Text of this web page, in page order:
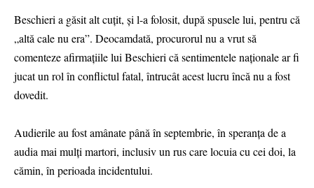
Beschieri a găsit alt cuțit, și l-a folosit, după spusele lui, pentru că
„altă cale nu era”. Deocamdată, procurorul nu a vrut să
comenteze afirmațiile lui Beschieri că sentimentele naționale ar fi
jucat un rol în conflictul fatal, întrucât acest lucru încă nu a fost
dovedit.
Audierile au fost amânate până în septembrie, în speranța de a
audia mai mulți martori, inclusiv un rus care locuia cu cei doi, la
cămin, în perioada incidentului.